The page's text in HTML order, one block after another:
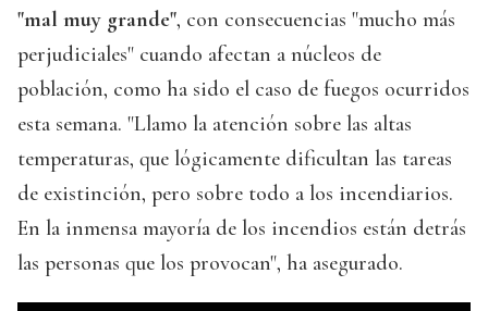
"mal muy grande", con consecuencias "mucho más
perjudiciales" cuando afectan a núcleos de
población, como ha sido el caso de fuegos ocurridos
esta semana. "Llamo la atención sobre las altas
temperaturas, que lógicamente dificultan las tareas
de existinción, pero sobre todo a los incendiarios.
En la inmensa mayoría de los incendios están detrás
las personas que los provocan", ha asegurado.